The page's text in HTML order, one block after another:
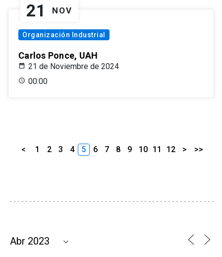
21 NOV
Organización Industrial
Carlos Ponce, UAH
21 de Noviembre de 2024
00:00
< 1 2 3 4 5 6 7 8 9 10 11 12 > >>